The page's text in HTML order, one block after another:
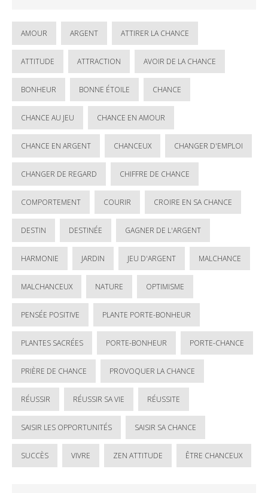
AMOUR ARGENT ATTIRER LA CHANCE
ATTITUDE ATTRACTION AVOIR DE LA CHANCE
BONHEUR BONNE ÉTOILE CHANCE
CHANCE AU JEU CHANCE EN AMOUR
CHANCE EN ARGENT CHANCEUX CHANGER D'EMPLOI
CHANGER DE REGARD CHIFFRE DE CHANCE
COMPORTEMENT COURIR CROIRE EN SA CHANCE
DESTIN DESTINÉE GAGNER DE L'ARGENT
HARMONIE JARDIN JEU D'ARGENT MALCHANCE
MALCHANCEUX NATURE OPTIMISME
PENSÉE POSITIVE PLANTE PORTE-BONHEUR
PLANTES SACRÉES PORTE-BONHEUR PORTE-CHANCE
PRIÈRE DE CHANCE PROVOQUER LA CHANCE
RÉUSSIR RÉUSSIR SA VIE RÉUSSITE
SAISIR LES OPPORTUNITÉS SAISIR SA CHANCE
SUCCÈS VIVRE ZEN ATTITUDE ÊTRE CHANCEUX